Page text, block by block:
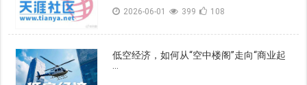
2026-06-01 399 108
低空经济，如何从“空中楼阁”走向“商业起
···